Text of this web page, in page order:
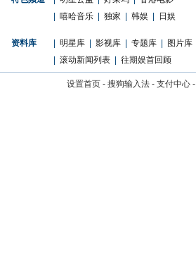
嘻哈音乐 独家 韩娱 日娱
资料库 明星库 影视库 专题库
图片库
滚动新闻列表 往期娱首回顾
设置首页 - 搜狗输入法 - 支付中心 -